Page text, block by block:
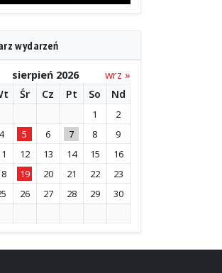
wydarzeń
sierpień 2026
wrz »
Śr Cz Pt So Nd
1
2
4 5 6 7 8
9
12 13 14 15
16
19 20 21 22
23
26 27 28 29
30